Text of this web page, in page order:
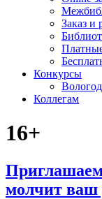
Заказ и
Конкурсы
Коллегам
16+
молчит ваш